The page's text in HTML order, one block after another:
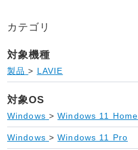
カテゴリ
対象機種
製品 > LAVIE
対象OS
Windows > Windows 11 Home
Windows > Windows 11 Pro